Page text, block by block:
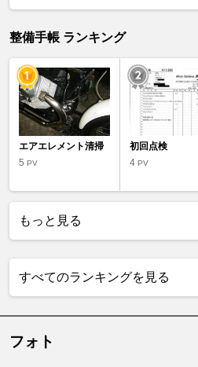
整備手帳 ランキング
エアエレメント清掃
5 PV
初回点検
4PV
もっと見る
すべてのランキングを見る
フォト